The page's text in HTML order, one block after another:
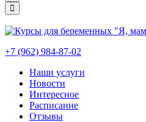
+7 (962) 984-87-02
Наши услуги
Новости
Интересное
Расписание
Отзывы